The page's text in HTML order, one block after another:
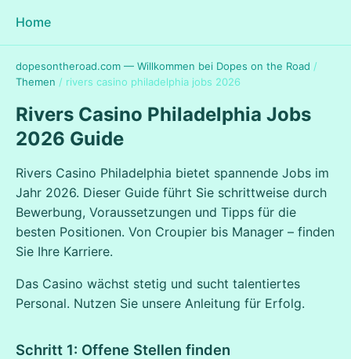
Home
dopesontheroad.com — Willkommen bei Dopes on the Road /
Themen / rivers casino philadelphia jobs 2026
Rivers Casino Philadelphia Jobs
2026 Guide
Rivers Casino Philadelphia bietet spannende Jobs im
Jahr 2026. Dieser Guide führt Sie schrittweise durch
Bewerbung, Voraussetzungen und Tipps für die
besten Positionen. Von Croupier bis Manager – finden
Sie Ihre Karriere.
Das Casino wächst stetig und sucht talentiertes
Personal. Nutzen Sie unsere Anleitung für Erfolg.
Schritt 1: Offene Stellen finden